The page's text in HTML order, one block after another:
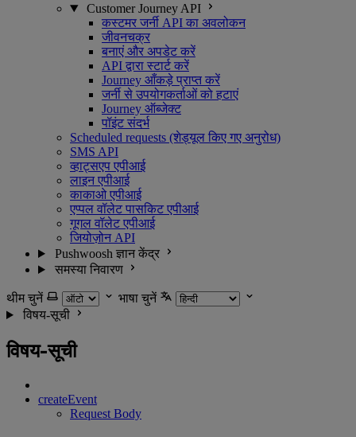
Customer Journey API
कस्टमर जर्नी API का अवलोकन
जीवनचक्र
बनाएं और अपडेट करें
API द्वारा स्टार्ट करें
Journey आँकड़े प्राप्त करें
जर्नी से उपयोगकर्ताओं को हटाएं
Journey ऑब्जेक्ट
पॉइंट संदर्भ
Scheduled requests (शेड्यूल किए गए अनुरोध)
SMS API
व्हाट्सएप एपीआई
लाइन एपीआई
काकाओ एपीआई
एप्पल वॉलेट पासकिट एपीआई
गूगल वॉलेट एपीआई
जियोज़ोन API
Pushwoosh ज्ञान केंद्र
समस्या निवारण
थीम चुनें
भाषा चुनें
विषय-सूची
विषय-सूची
createEvent
Request Body